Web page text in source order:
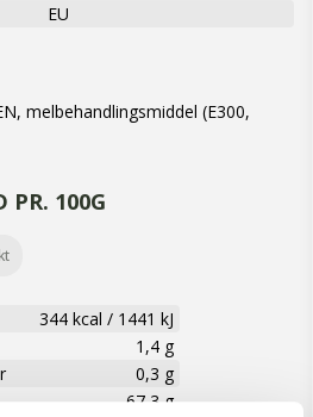
EU
melbehandlingsmiddel (E300,
100G
344 kcal / 1441 kJ
1,4 g
0,3 g
67,3 g